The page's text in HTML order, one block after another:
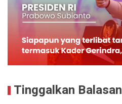
Tinggalkan Balasan